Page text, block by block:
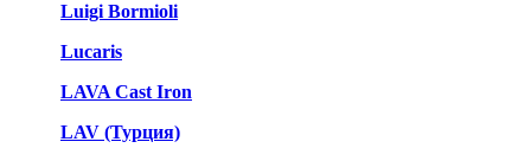
Luigi Bormioli
Lucaris
LAVA Cast Iron
LAV (Турция)